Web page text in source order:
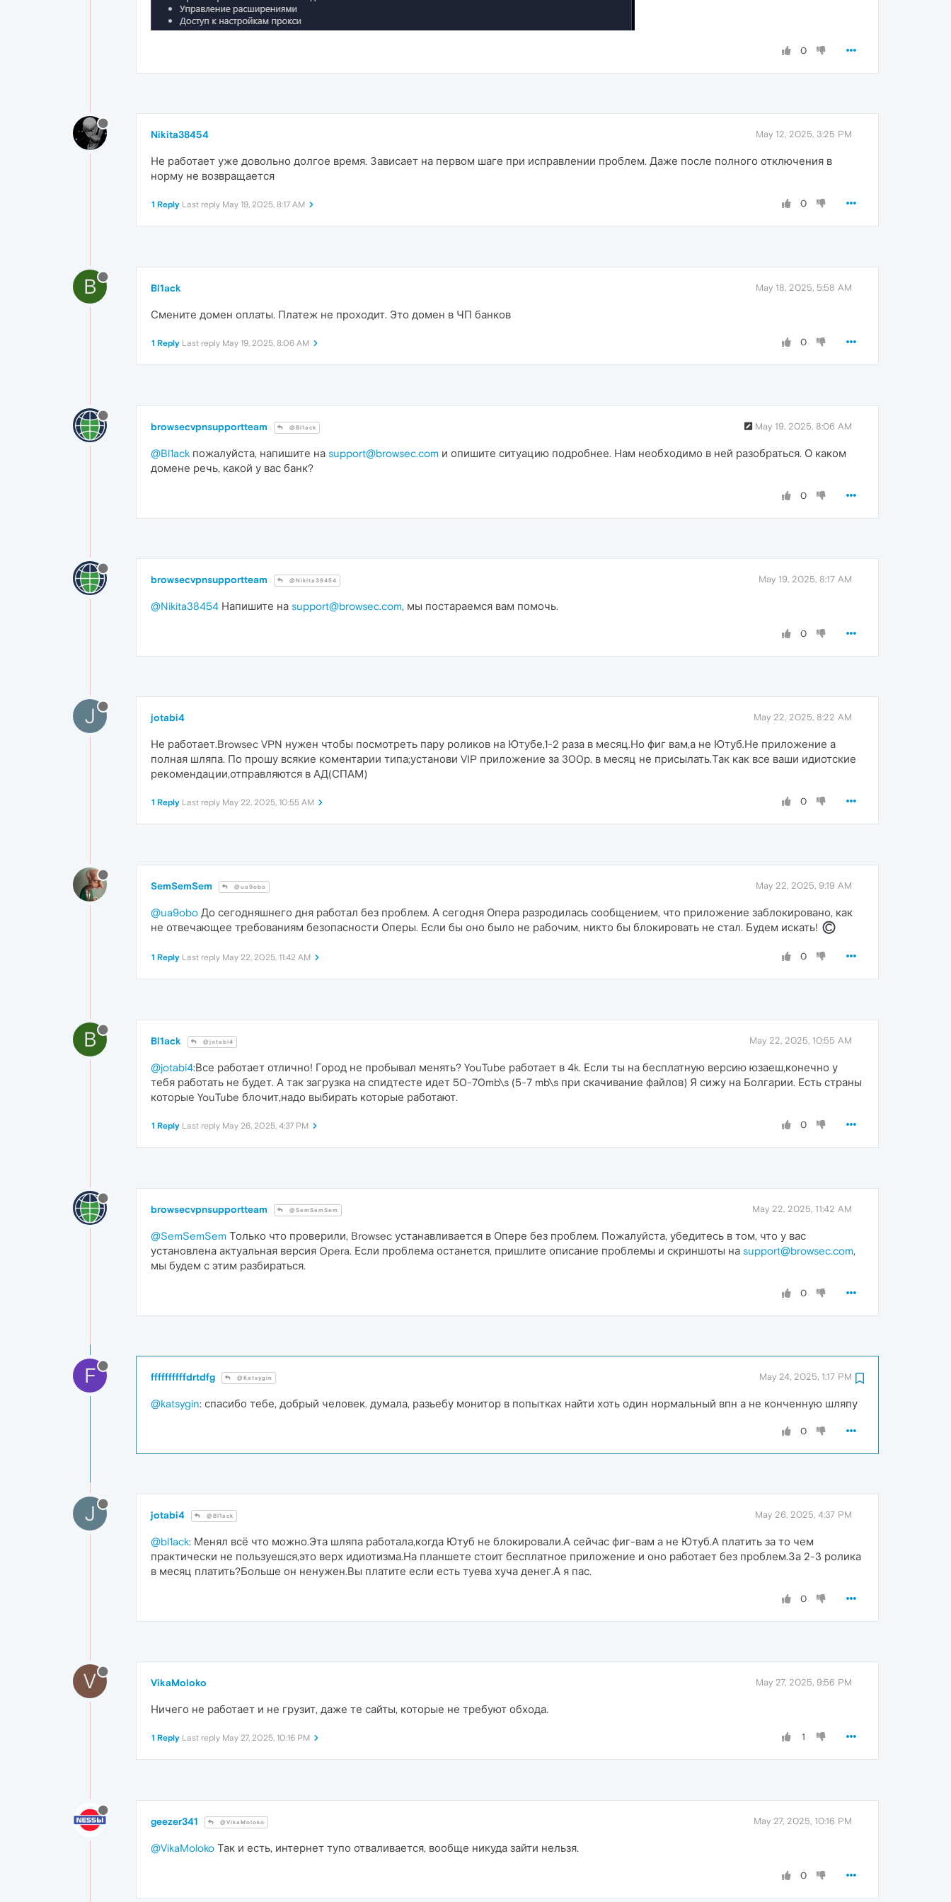
0
Nikita38454 May 12, 2025, 3:25 PM
Не работает уже довольно долгое время. Зависает на первом шаге при исправлении проблем. Даже после полного отключения в
норму не возвращается
0
1 Reply Last reply May 19, 2025, 8:17 AM
B Bl1ack May 18, 2025, 5:58 AM
Смените домен оплаты. Платеж не проходит. Это домен в ЧП банков
0
1 Reply Last reply May 19, 2025, 8:06 AM
browsecvpnsupportteam @Bl1ack May 19, 2025, 8:06 AM
@Bl1ack пожалуйста, напишите на support@browsec.com и опишите ситуацию подробнее. Нам необходимо в ней разобраться. О каком
домене речь, какой у вас банк?
0
browsecvpnsupportteam @Nikita38454 May 19, 2025, 8:17 AM
@Nikita38454 Напишите на support@browsec.com, мы постараемся вам помочь.
0
J jotabi4 May 22, 2025, 8:22 AM
Не работает.Browsec VPN нужен чтобы посмотреть пару роликов на Ютубе,1-2 раза в месяц.Но фиг вам,а не Ютуб.Не приложение а
полная шляпа. По прошу всякие коментарии типа;установи VIP приложение за 300р. в месяц не присылать.Так как все ваши идиотские
рекомендации,отправляются в АД(СПАМ)
0
1 Reply Last reply May 22, 2025, 10:55 AM
SemSemSem @ua9obo May 22, 2025, 9:19 AM
@ua9obo До сегодняшнего дня работал без проблем. А сегодня Опера разродилась сообщением, что приложение заблокировано, как
не отвечающее требованиям безопасности Оперы. Если бы оно было не рабочим, никто бы блокировать не стал. Будем искать!
0
1 Reply Last reply May 22, 2025, 11:42 AM
B Bl1ack @jotabi4 May 22, 2025, 10:55 AM
@jotabi4:Все работает отлично! Город не пробывал менять? YouTube работает в 4k. Если ты на бесплатную версию юзаеш,конечно у
тебя работать не будет. А так загрузка на спидтесте идет 50-70mb\s (5-7 mb\s при скачивание файлов) Я сижу на Болгарии. Есть страны
которые YouTube блочит,надо выбирать которые работают.
0
1 Reply Last reply May 26, 2025, 4:37 PM
browsecvpnsupportteam @SemSemSem May 22, 2025, 11:42 AM
@SemSemSem Только что проверили, Browsec устанавливается в Опере без проблем. Пожалуйста, убедитесь в том, что у вас
установлена актуальная версия Opera. Если проблема останется, пришлите описание проблемы и скриншоты на support@browsec.com,
мы будем с этим разбираться.
0
F ffffffffffdrtdfg @Katsygin May 24, 2025, 1:17 PM
@katsygin: спасибо тебе, добрый человек. думала, разьебу монитор в попытках найти хоть один нормальный впн а не конченную шляпу
0
J jotabi4 @Bl1ack May 26, 2025, 4:37 PM
@bl1ack: Менял всё что можно.Эта шляпа работала,когда Ютуб не блокировали.А сейчас фиг-вам а не Ютуб.А платить за то чем
практически не пользуешся,это верх идиотизма.На планшете стоит бесплатное приложение и оно работает без проблем.За 2-3 ролика
в месяц платить?Больше он ненужен.Вы платите если есть туева хуча денег.А я пас.
0
V VikaMoloko May 27, 2025, 9:56 PM
Ничего не работает и не грузит, даже те сайты, которые не требуют обхода.
1
1 Reply Last reply May 27, 2025, 10:16 PM
geezer341 @VikaMoloko May 27, 2025, 10:16 PM
@VikaMoloko Так и есть, интернет тупо отваливается, вообще никуда зайти нельзя.
0